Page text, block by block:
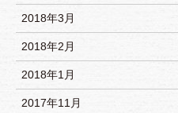
2018年3月
2018年2月
2018年1月
2017年11月